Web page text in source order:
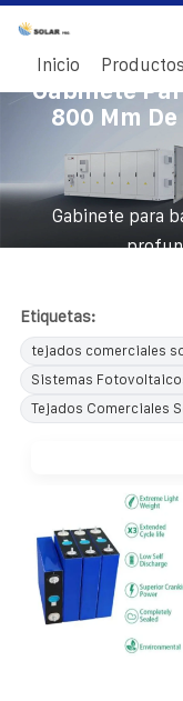
Inicio Productos
Gabinete
800 Mm
Gabinete para
Etiquetas:
tejados comerciales
Sistemas
Tejados Comerciales